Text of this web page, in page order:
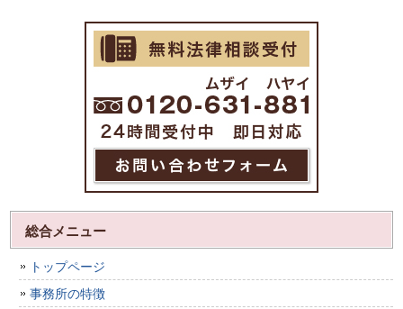
総合メニュー
トップページ
事務所の特徴